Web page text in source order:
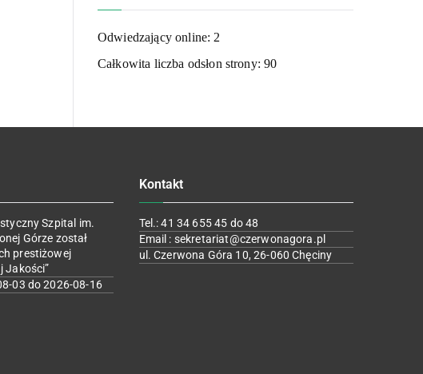
Odwiedzający online: 2
Całkowita liczba odsłon strony:90
Szpital im.
Górze został
prestiżowej
Jakości”
03 do 2026-08-16
Kontakt
Tel.: 41 34 655 45 do 48
Email : sekretariat@czerwonagora.pl
ul. Czerwona Góra 10, 26-060 Chęciny